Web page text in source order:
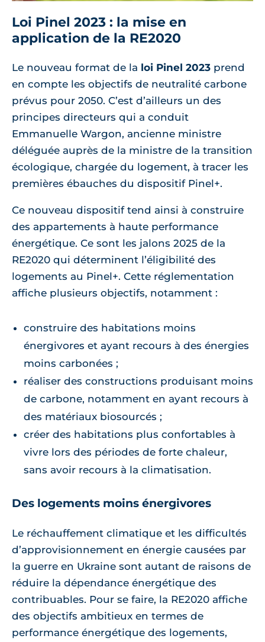
Loi Pinel 2023 : la mise en
application de la RE2020
Le nouveau format de la loi Pinel 2023 prend
en compte les objectifs de neutralité carbone
prévus pour 2050. C’est d’ailleurs un des
principes directeurs qui a conduit
Emmanuelle Wargon, ancienne ministre
déléguée auprès de la ministre de la transition
écologique, chargée du logement, à tracer les
premières ébauches du dispositif Pinel+.
Ce nouveau dispositif tend ainsi à construire
des appartements à haute performance
énergétique. Ce sont les jalons 2025 de la
RE2020 qui déterminent l’éligibilité des
logements au Pinel+. Cette réglementation
affiche plusieurs objectifs, notamment :
construire des habitations moins
énergivores et ayant recours à des énergies
moins carbonées ;
réaliser des constructions produisant moins
de carbone, notamment en ayant recours à
des matériaux biosourcés ;
créer des habitations plus confortables à
vivre lors des périodes de forte chaleur,
sans avoir recours à la climatisation.
Des logements moins énergivores
Le réchauffement climatique et les difficultés
d’approvisionnement en énergie causées par
la guerre en Ukraine sont autant de raisons de
réduire la dépendance énergétique des
contribuables. Pour se faire, la RE2020 affiche
des objectifs ambitieux en termes de
performance énergétique des logements,